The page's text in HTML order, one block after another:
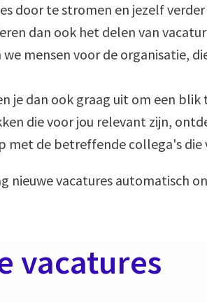
door te stromen en jezelf
dan ook het delen van
we mensen voor de organisatie,
je dan ook graag uit om een
die voor jou relevant zijn,
met de betreffende collega's die
vacatures